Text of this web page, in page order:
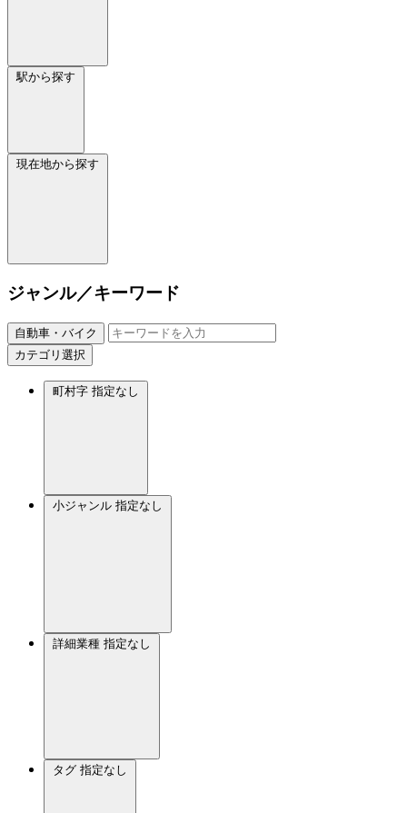
駅から探す
現在地から探す
ジャンル／キーワード
自動車・バイク
カテゴリ選択
町村字 指定なし
小ジャンル 指定なし
詳細業種 指定なし
タグ 指定なし